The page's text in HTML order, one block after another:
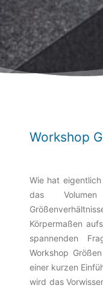
Workshop
Wie hat
das
Körpermaßen
spannenden
Workshop
einer kurzen
wird das